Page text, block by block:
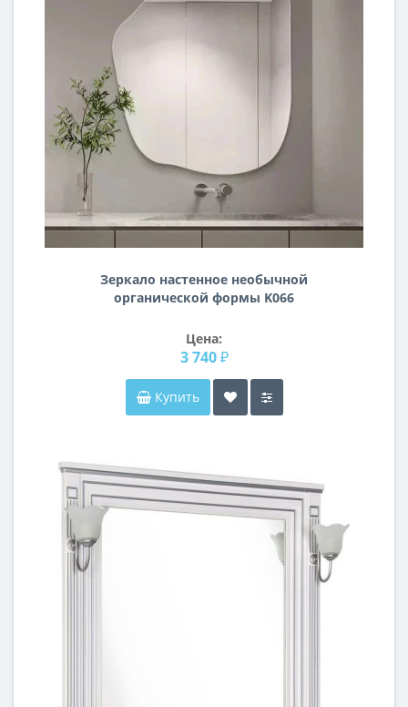
Зеркало настенное необычной
органической формы K066
Цена:
3 740 ₽
Купить